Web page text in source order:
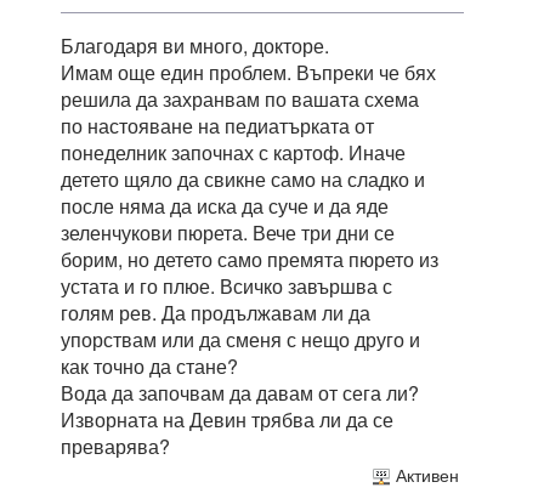
Благодаря ви много, докторе.
Имам още един проблем. Въпреки че бях
решила да захранвам по вашата схема
по настояване на педиатърката от
понеделник започнах с картоф. Иначе
детето щяло да свикне само на сладко и
после няма да иска да суче и да яде
зеленчукови пюрета. Вече три дни се
борим, но детето само премята пюрето из
устата и го плюе. Всичко завършва с
голям рев. Да продължавам ли да
упорствам или да сменя с нещо друго и
как точно да стане?
Вода да започвам да давам от сега ли?
Изворната на Девин трябва ли да се
преварява?
Активен